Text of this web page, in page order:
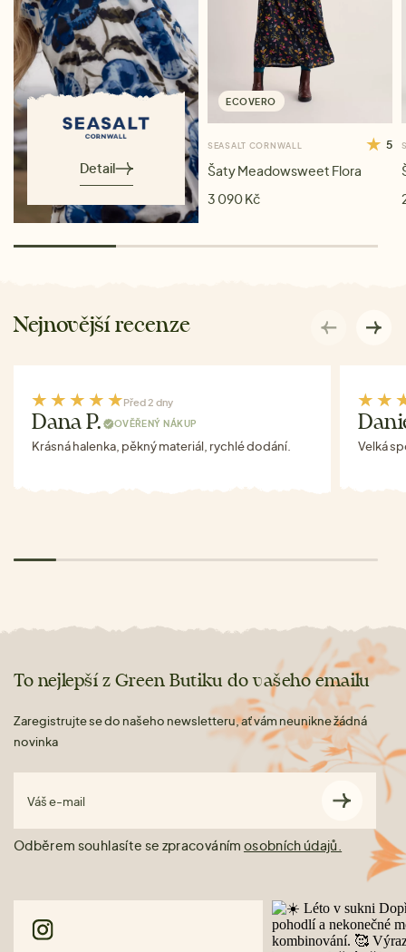
Detail
ECOVERO
SEASALT CORNWALL 5
Šaty Meadowsweet Flora
3 090 Kč
Nejnovější recenze
Před 2 dny
Dana P. OVĚŘENÝ NÁKUP
Krásná halenka, pěkný materiál, rychlé dodání. Velká
To nejlepší z Green Butiku do vašeho emailu
Zaregistrujte se do našeho newsletteru, ať vám neunikne žádná
novinka
Váš e-mail
Odběrem souhlasíte se zpracováním osobních údajů.